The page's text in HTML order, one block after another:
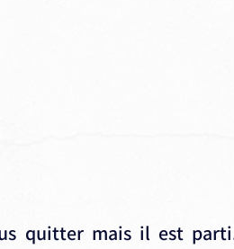
quitter mais il est